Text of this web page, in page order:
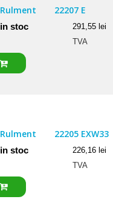
Rulment
22207 E
in stoc 291,55 lei
TVA
Rulment 22205 EXW33
in stoc 226,16 lei
TVA